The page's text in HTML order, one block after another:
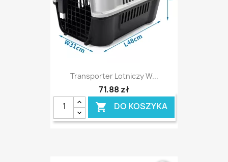
Transporter Lotniczy W...
71,88 zł
 DO KOSZYKA